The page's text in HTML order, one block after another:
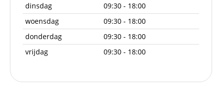
dinsdag
09:30 - 18:00
woensdag
09:30 - 18:00
donderdag
09:30 - 18:00
vrijdag
09:30 - 18:00